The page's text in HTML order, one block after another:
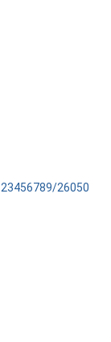
26050